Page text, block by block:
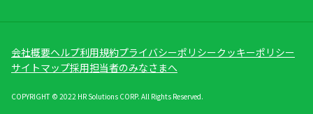
会社概要ヘルプ利用規約プライバシーポリシークッキーポリシー
サイトマップ採用担当者のみなさまへ
COPYRIGHT © 2022 HR Solutions CORP. All Rights Reserved.